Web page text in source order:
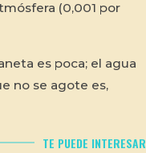
(0,001 por
es poca; el agua
no se agote es,
TE PUEDE INTERESAR